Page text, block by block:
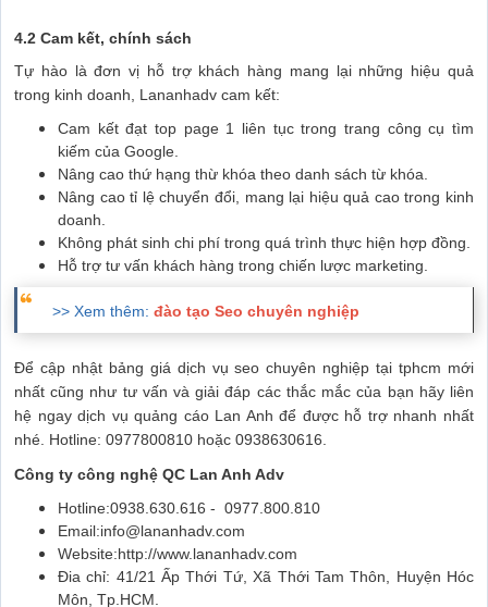
4.2 Cam kết, chính sách
Tự hào là đơn vị hỗ trợ khách hàng mang lại những hiệu quả
trong kinh doanh, Lananhadv cam kết:
Cam kết đạt top page 1 liên tục trong trang công cụ tìm
kiếm của Google.
Nâng cao thứ hạng thừ khóa theo danh sách từ khóa.
Nâng cao tỉ lệ chuyển đổi, mang lại hiệu quả cao trong kinh
doanh.
Không phát sinh chi phí trong quá trình thực hiện hợp đồng.
Hỗ trợ tư vấn khách hàng trong chiến lược marketing.
>> Xem thêm: đào tạo Seo chuyên nghiệp
Để cập nhật bảng giá dịch vụ seo chuyên nghiệp tại tphcm mới
nhất cũng như tư vấn và giải đáp các thắc mắc của bạn hãy liên
hệ ngay dịch vụ quảng cáo Lan Anh để được hỗ trợ nhanh nhất
nhé. Hotline: 0977800810 hoặc 0938630616.
Công ty công nghệ QC Lan Anh Adv
Hotline:0938.630.616 - 0977.800.810
Email:info@lananhadv.com
Website:http://www.lananhadv.com
Đia chỉ: 41/21 Ấp Thới Tứ, Xã Thới Tam Thôn, Huyện Hóc
Môn, Tp.HCM.